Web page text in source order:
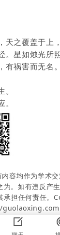
天之覆盖于上
。星如烛光所
有祸害而无名
容均作为学术
。如有违反产
承担任何责任。